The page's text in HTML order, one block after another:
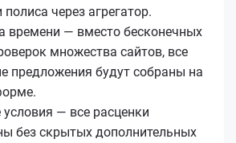
через агрегатор.
времени — вместо бесконечных
множества сайтов, все
предложения будут собраны на
— все расценки
без скрытых дополнительных